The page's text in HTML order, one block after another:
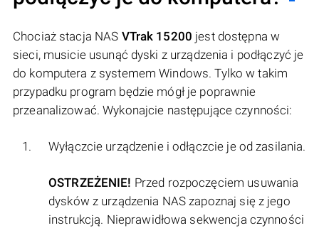
Chociaż stacja NAS VTrak 15200 jest dostępna w
sieci, musicie usunąć dyski z urządzenia i podłączyć je
do komputera z systemem Windows. Tylko w takim
przypadku program będzie mógł je poprawnie
przeanalizować. Wykonajcie następujące czynności:
Wyłączcie urządzenie i odłączcie je od zasilania.
OSTRZEŻENIE! Przed rozpoczęciem usuwania
dysków z urządzenia NAS zapoznaj się z jego
instrukcją. Nieprawidłowa sekwencja czynności